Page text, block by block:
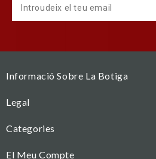
Informació Sobre La Botiga
Legal
Categories
El Meu Compte